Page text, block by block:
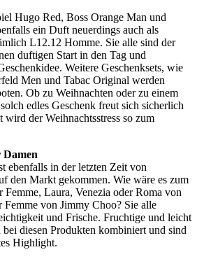
Hugo Red, Boss Orange Man und
ein Duft neuerdings auch als
L12.12 Homme. Sie alle sind der
duftigen Start in den Tag und
Weitere Geschenksets, wie
Men und Tabac Original werden
Ob zu Weihnachten oder zu einem
edles Geschenk freut sich sicherlich
der Weihnachtsstress so zum
ebenfalls in der letzten Zeit von
den Markt gekommen. Wie wäre es zum
Laura, Venezia oder Roma von
von Jimmy Choo? Sie alle
und Frische. Fruchtige und leicht
diesen Produkten kombiniert und sind
Highlight.